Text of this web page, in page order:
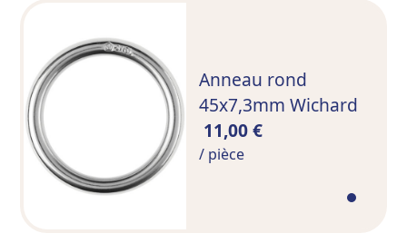
Anneau rond
45x7,3mm Wichard
11,00 €
/ pièce